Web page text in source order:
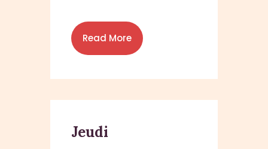
CONTACT
Read More
Jeudi